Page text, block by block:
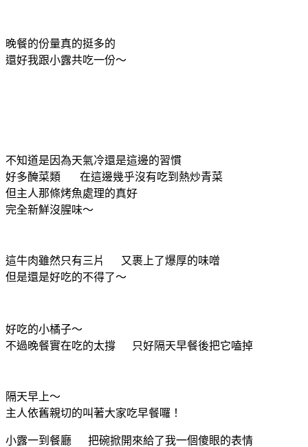
晚餐的份量真的挺多的
還好我跟小露共吃一份～
不知道是因為天氣冷還是這邊的習慣
好多醃菜類 在這邊幾乎沒有吃到熱炒青菜
但主人那條烤魚處理的真好
完全新鮮沒腥味～
這牛肉雖然只有三片 又裹上了爆厚的味噌
但是還是好吃的不得了～
好吃的小橘子～
不過晚餐實在吃的太撐 只好隔天早餐後把它嗑掉
隔天早上～
主人依舊親切的叫著大家吃早餐囉！
小露一到餐廳 把碗掀開來給了我一個傻眼的表情